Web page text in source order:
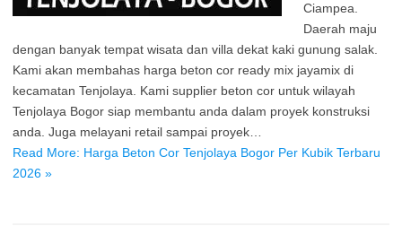
Ciampea.
Daerah maju
dengan banyak tempat wisata dan villa dekat kaki gunung salak.
Kami akan membahas harga beton cor ready mix jayamix di
kecamatan Tenjolaya. Kami supplier beton cor untuk wilayah
Tenjolaya Bogor siap membantu anda dalam proyek konstruksi
anda. Juga melayani retail sampai proyek…
Read More: Harga Beton Cor Tenjolaya Bogor Per Kubik Terbaru
2026 »